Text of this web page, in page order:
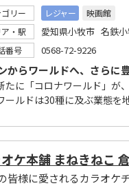
リー レジャー
映画館
・駅
愛知県小牧市 名鉄小
番号 0568-72-9226
からワールドへ、さらに
たに「コロナワールド」が
ールドは30種に及ぶ業態を
ケ本舗 まねきねこ
皆様に愛されるカラオケ